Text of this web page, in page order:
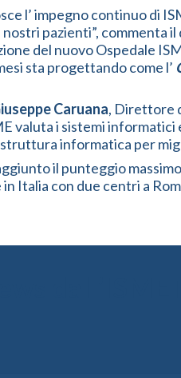
l’ impegno continuo di
pazienti”, commenta il
del nuovo Ospedale
sta progettando come l’
Caruana, Direttore
valuta i sistemi
informatica per
il punteggio
Italia con due centri a